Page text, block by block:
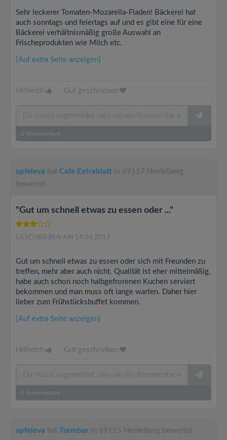
Sehr leckerer Tomaten-Mozarella-Fladen! Bäckerei hat
auch sonntags und feiertags auf und es gibt eine für eine
Bäckerei verhältnismäßig große Auswahl an
Frischeprodukten wie Milch etc.
[Auf extra Seite anzeigen]
Hilfreich Gut geschrieben
0 Kommentare
apfeleva hat Cafe Extrablatt in 69117 Heidelberg
bewertet
"Gut um schnell etwas zu essen oder ..."
GESCHRIEBEN AM 14.04.2013
Gut um schnell etwas zu essen oder sich mit Freunden zu
treffen, mehr aber auch nicht. Qualität ist eher mittelmäßig,
habe auch schon noch halbgefrorenen Kuchen serviert
bekommen und man muss oft lange warten. Daher hier
lieber zum Frühstücksbuffet kommen.
[Auf extra Seite anzeigen]
Hilfreich Gut geschrieben
0 Kommentare
apfeleva hat Turmbar in 69115 Heidelberg bewertet